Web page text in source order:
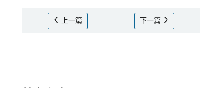
上一篇 下一篇